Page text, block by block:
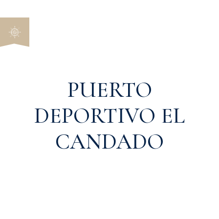
PUERTO
DEPORTIVO EL
CANDADO